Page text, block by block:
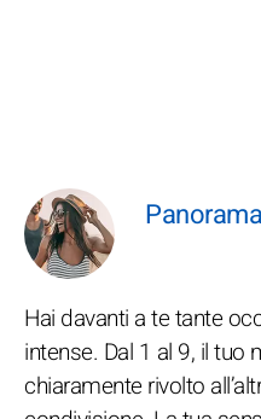
Hai davanti a te tante
intense. Dal 1 al 9, il tuo
chiaramente rivolto